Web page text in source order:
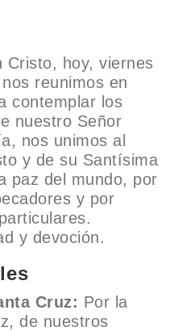
Cristo, hoy, viernes
reunimos en
contemplar los
nuestro Señor
nos unimos al
y de su Santísima
paz del mundo, por
y por
y devoción.
Cruz: Por la
de nuestros